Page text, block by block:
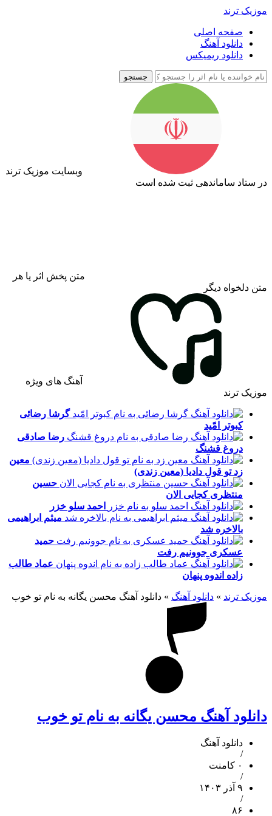
موزیک ترند
صفحه اصلی
دانلود آهنگ
دانلود ریمیکس
جستجو
وبسایت موزیک ترند
در ستاد ساماندهی ثبت شده است
متن پخش اثر یا هر
متن دلخواه دیگر
آهنگ های ویژه
موزیک ترند
گرشا رضائی
کبوتر امّید
رضا صادقی
دروغ قشنگ
معین
زدتو قول دادیا (معین زندی)
حسین
منتظریکجایی الان
احمد سلو خزر
میثم ابراهیمی
بالاخره شد
حمید
عسکری جوونیم رفت
عماد طالب
زاده اندوه پنهان
موزیک ترند » دانلود آهنگ » دانلود آهنگ محسن یگانه به نام تو خوب
دانلود آهنگ محسن یگانه به نام تو خوب
دانلود آهنگ
/
۰ کامنت
/
۹ آذر ۱۴۰۳
/
۸۶